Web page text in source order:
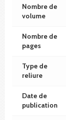
Nombre de
volume
Nombre de
pages
Type de
reliure
Date de
publication